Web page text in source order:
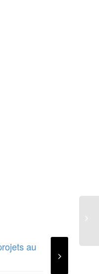
au Offre
création